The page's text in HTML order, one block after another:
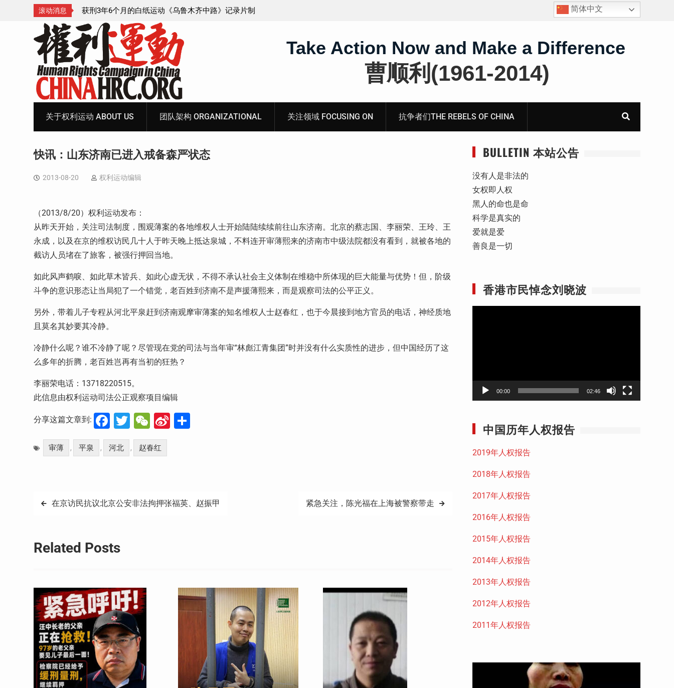
滚动消息
齐中路》记录片制
陕西公民吕动力申办护照记录 锡安家书–汪中长老的妻子童红⁩师母的代祷信
简体中文
Take Action Now and Make a Difference
曹顺利(1961-2014)
关于权利运动 ABOUT US 团队架构 ORGANIZATIONAL 关注领域 FOCUSING ON 抗争者们THE REBELS OF CHINA
快讯：山东济南已进入戒备森严状态
2013-08-20 权利运动编辑
（2013/8/20）权利运动发布：
从昨天开始，关注司法制度，围观薄案的各地维权人士开始陆陆续续前往山东济南。北京的蔡志国、李丽荣、王玲、王
永成，以及在京的维权访民几十人于昨天晚上抵达泉城，不料连开审薄熙来的济南市中级法院都没有看到，就被各地的
截访人员堵在了旅客，被强行押回当地。
如此风声鹤唳、如此草木皆兵、如此心虚无状，不得不承认社会主义体制在维稳中所体现的巨大能量与优势！但，阶级
斗争的意识形态让当局犯了一个错觉，老百姓到济南不是声援薄熙来，而是观察司法的公平正义。
另外，带着儿子专程从河北平泉赶到济南观摩审薄案的知名维权人士赵春红，也于今晨接到地方官员的电话，神经质地
且莫名其妙要其冷静。
冷静什么呢？谁不冷静了呢？尽管现在党的司法与当年审“林彪江青集团”时并没有什么实质性的进步，但中国经历了这
么多年的折腾，老百姓岂再有当初的狂热？
李丽荣电话：13718220515。
此信息由权利运动司法公正观察项目编辑
分享这篇文章到: Facebook
Twitter
WeChat
Sina
审薄 , 平泉 , 河北 , 赵春红
文
导
在京访民抗议北京公安非法拘押张福英、赵振甲 紧急关注，陈光福在上海被警察带走
Related Posts
BULLETIN 本站公告
没有人是非法的
女权即人权
黑人的命也是命
科学是真实的
爱就是爱
善良是一切
香港市民悼念刘晓波
00:00 02:46
中国历年人权报告
2019年人权报告
2018年人权报告
2017年人权报告
2016年人权报告
2015年人权报告
2014年人权报告
2013年人权报告
2012年人权报告
2011年人权报告